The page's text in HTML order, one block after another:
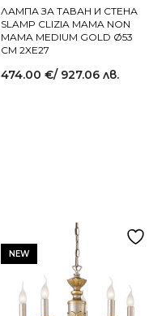
ЛАМПА ЗА ТАВАН И СТЕНА
SLAMP CLIZIA MAMA NON
MAMA MEDIUM GOLD Ø53
СМ 2XE27
474.00 €/ 927.06 лв.
NEW